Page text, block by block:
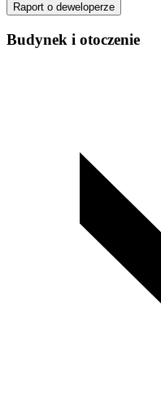
Raport o deweloperze
Budynek i otoczenie